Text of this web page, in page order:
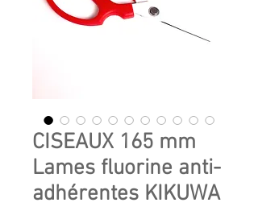
CISEAUX 165 mm
Lames fluorine anti-
adhérentes KIKUWA